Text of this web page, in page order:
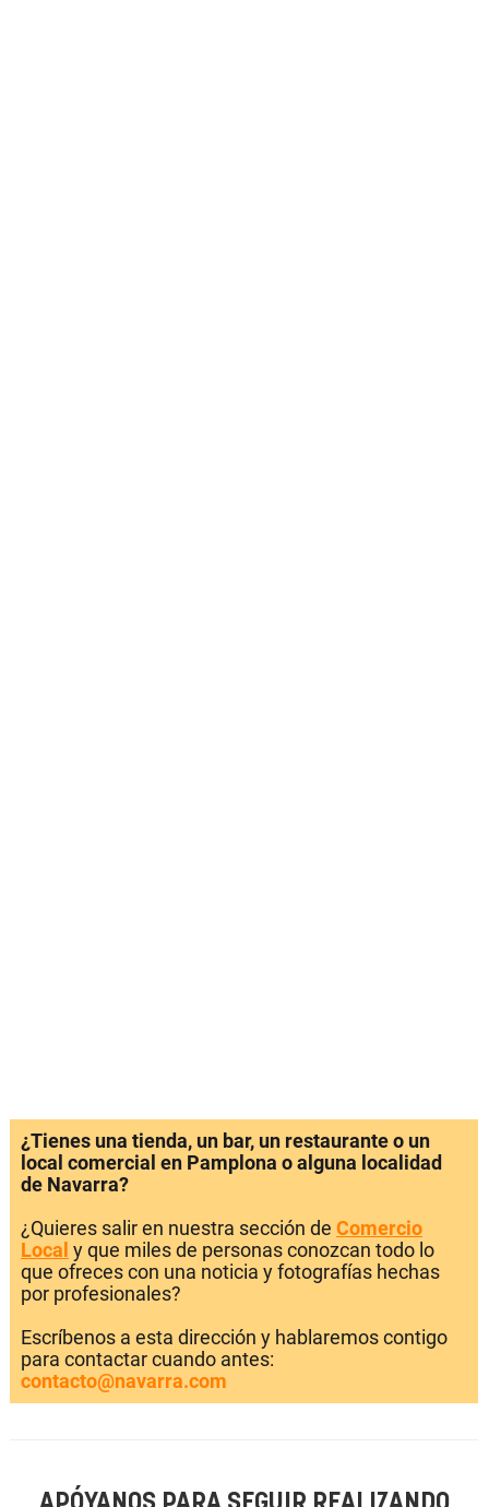
¿Tienes una tienda, un bar, un restaurante o un
local comercial en Pamplona o alguna localidad
de Navarra?
¿Quieres salir en nuestra sección de Comercio
Local y que miles de personas conozcan todo lo
que ofreces con una noticia y fotografías hechas
por profesionales?
Escríbenos a esta dirección y hablaremos contigo
para contactar cuando antes:
contacto@navarra.com